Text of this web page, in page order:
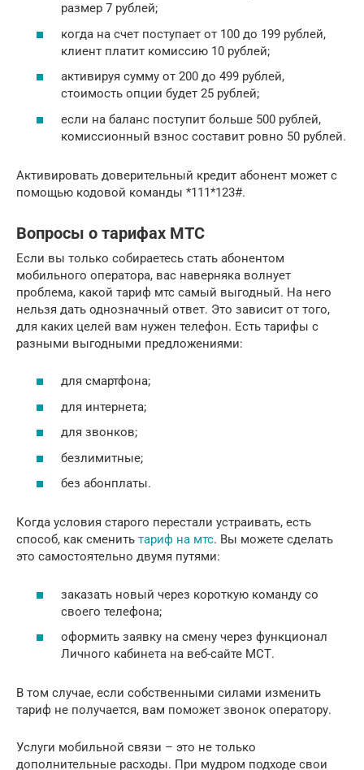
размер 7 рублей;
когда на счет поступает от 100 до 199 рублей,
клиент платит комиссию 10 рублей;
активируя сумму от 200 до 499 рублей,
стоимость опции будет 25 рублей;
если на баланс поступит больше 500 рублей,
комиссионный взнос составит ровно 50 рублей.
Активировать доверительный кредит абонент может с
помощью кодовой команды *111*123#.
Вопросы о тарифах МТС
Если вы только собираетесь стать абонентом
мобильного оператора, вас наверняка волнует
проблема, какой тариф мтс самый выгодный. На него
нельзя дать однозначный ответ. Это зависит от того,
для каких целей вам нужен телефон. Есть тарифы с
разными выгодными предложениями:
для смартфона;
для интернета;
для звонков;
безлимитные;
без абонплаты.
Когда условия старого перестали устраивать, есть
способ, как сменить тариф на мтс. Вы можете сделать
это самостоятельно двумя путями:
заказать новый через короткую команду со
своего телефона;
оформить заявку на смену через функционал
Личного кабинета на веб-сайте МСТ.
В том случае, если собственными силами изменить
тариф не получается, вам поможет звонок оператору.
Услуги мобильной связи – это не только
дополнительные расходы. При мудром подходе свои